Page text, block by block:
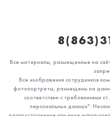
Все материалы, размещенные на
Все изображения сотрудников
фотопортреты, размещены на
соответствии с
персональных данных".